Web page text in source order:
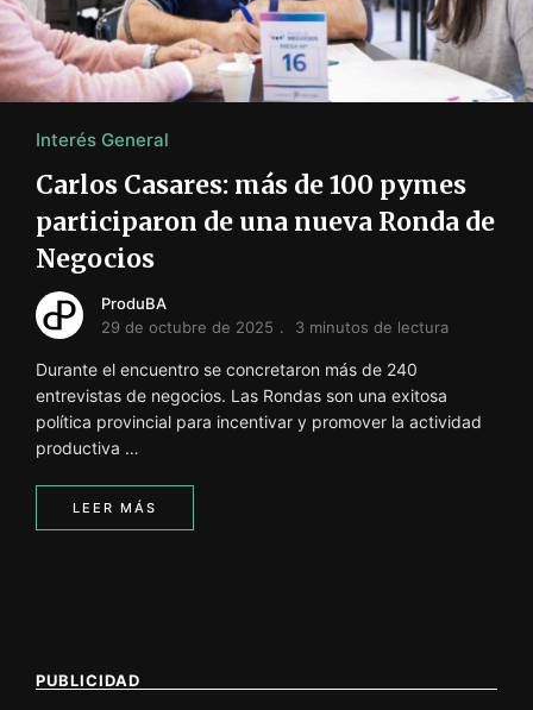
i
ó
n
INFORMACIÓN SOBRE LA PRODUCCIÓN EN LA
Interés General
Carlos Casares: más de 100 pymes
participaron de una nueva Ronda de
Negocios
ProduBA
29 de octubre de 2025
3 minutos de lectura
Durante el encuentro se concretaron más de 240
entrevistas de negocios. Las Rondas son una exitosa
política provincial para incentivar y promover la actividad
productiva …
LEER MÁS
PUBLICIDAD